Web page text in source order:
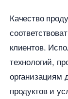
Качество
клиентов.​
технологий,
организациям
продуктов и